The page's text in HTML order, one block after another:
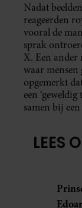
Nadat
reageerden
vooral de
sprak
X. Een ander
waar
opgemerkt
een
samen bij
LEES